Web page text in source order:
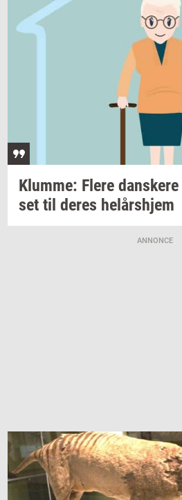
Klum­me: Flere dan­ske­re
set til deres helårs­hjem
ANNONCE